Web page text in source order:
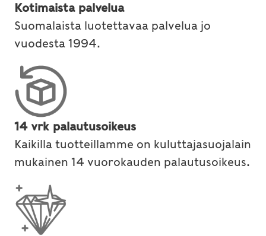
Kotimaista palvelua
Suomalaista luotettavaa palvelua jo
vuodesta 1994.
14 vrk palautusoikeus
Kaikilla tuotteillamme on kuluttajasuojalain
mukainen 14 vuorokauden palautusoikeus.